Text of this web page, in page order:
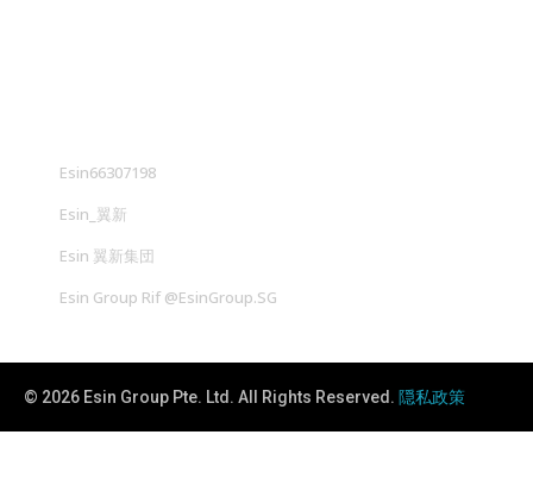
Esin66307198
Esin_翼新
Esin 翼新集団
Esin Group Rif @EsinGroup.SG
© 2026 Esin Group Pte. Ltd. All Rights Reserved. 隠私政策